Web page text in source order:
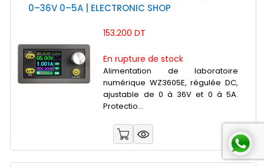
0–36V 0–5A | ELECTRONIC SHOP
153.200 DT
En rupture de stock
Alimentation de laboratoire
numérique WZ3605E, régulée DC,
ajustable de 0 à 36V et 0 à 5A.
Protectio...